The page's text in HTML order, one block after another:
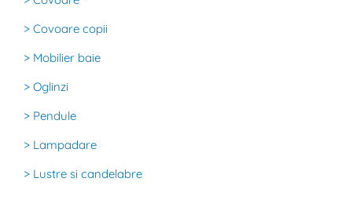
> Covoare copii
> Mobilier baie
> Oglinzi
> Pendule
> Lampadare
> Lustre si candelabre